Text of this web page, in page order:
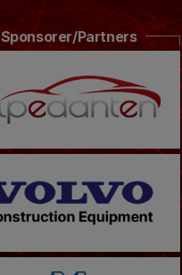
Sponsorer/Partners